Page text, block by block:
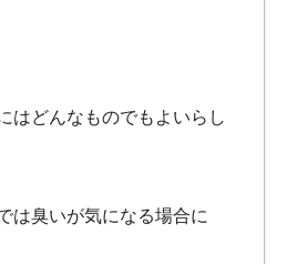
はどんなものでもよいらし
は臭いが気になる場合に